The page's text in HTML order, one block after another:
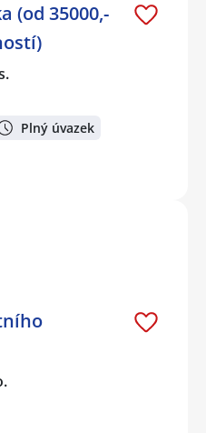
(od 35000,-
Plný úvazek